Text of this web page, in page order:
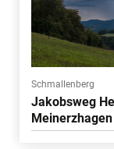
Schmallenberg
Jakobsweg
Meinerzhagen